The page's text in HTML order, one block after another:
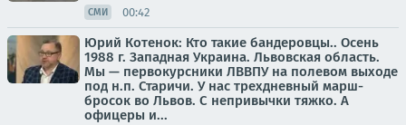
СМИ 00:42
Юрий Котенок: Кто такие бандеровцы.. Осень
1988 г. Западная Украина. Львовская область.
Мы — первокурсники ЛВВПУ на полевом выходе
под н.п. Старичи. У нас трехдневный марш-
бросок во Львов. С непривычки тяжко. А
офицеры и...